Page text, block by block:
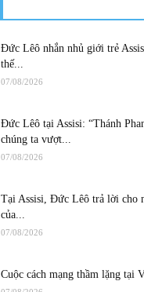
Đức Lêô nhắn nhủ giới trẻ
thế...
07/08/2026
Đức Lêô tại Assisi: “Thánh
chúng ta vượt...
07/08/2026
Tại Assisi, Đức Lêô trả lời cho
của...
07/08/2026
Cuộc cách mạng thầm lặng tại